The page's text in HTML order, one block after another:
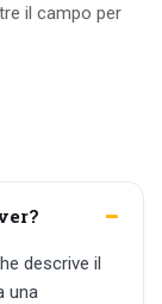
il campo per
descrive il
una